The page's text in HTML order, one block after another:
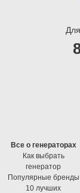
Все о генераторах
Как выбрать
генератор
Популярные бренды
10 лучших